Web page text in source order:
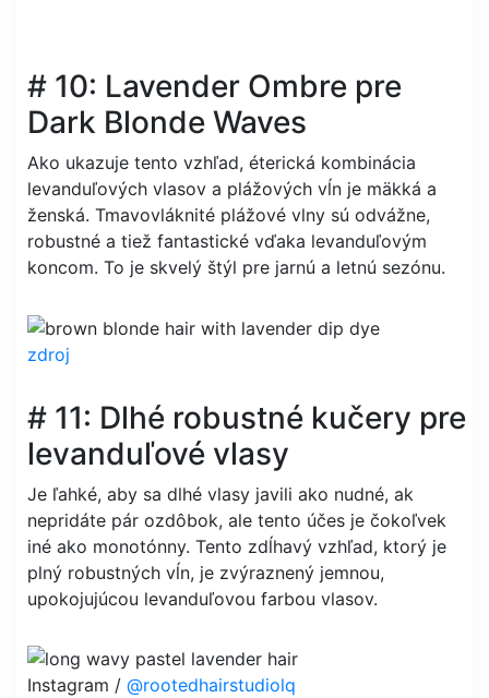
# 10: Lavender Ombre pre
Dark Blonde Waves
Ako ukazuje tento vzhľad, éterická kombinácia
levanduľových vlasov a plážových vĺn je mäkká a
ženská. Tmavovláknité plážové vlny sú odvážne,
robustné a tiež fantastické vďaka levanduľovým
koncom. To je skvelý štýl pre jarnú a letnú sezónu.
zdroj
# 11: Dlhé robustné kučery pre
levanduľové vlasy
Je ľahké, aby sa dlhé vlasy javili ako nudné, ak
nepridáte pár ozdôbok, ale tento účes je čokoľvek
iné ako monotónny. Tento zdĺhavý vzhľad, ktorý je
plný robustných vĺn, je zvýraznený jemnou,
upokojujúcou levanduľovou farbou vlasov.
Instagram / @rootedhairstudiolq